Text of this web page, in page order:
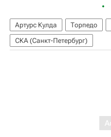
Артурс Кулда Торпедо
СКА (Санкт-Петербург)